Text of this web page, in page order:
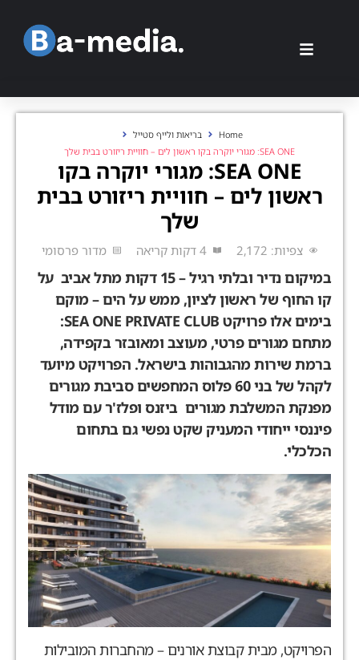
Home
בריאות ולייף סטייל
SEA ONE: מגורי יוקרה בקו ראשון לים – חוויית ריזורט בבית שלך
SEA ONE: מגורי יוקרה בקו
ראשון לים – חוויית ריזורט בבית
שלך
צפיות: 2,172 4 דקות קריאה מדור פרסומי
במיקום נדיר ובלתי רגיל – 15 דקות מתל אביב
על
קו החוף של ראשון לציון, ממש על הים – מוקם
בימים אלו פרויקט SEA ONE PRIVATE CLUB:
מתחם מגורים פרטי, מעוצב ומאובזר בקפידה,
ברמת שירות מהגבוהות בישראל. הפרויקט מיועד
לקהל של בני 60 פלוס המחפשים סביבת מגורים
מפנקת המשלבת מגורים ביזנס ופלז'ר עם מודל
פיננסי ייחודי המעניק שקט נפשי גם בתחום
הכלכלי.
הפרויקט, מבית קבוצת אורנים – מהחברות המובילות